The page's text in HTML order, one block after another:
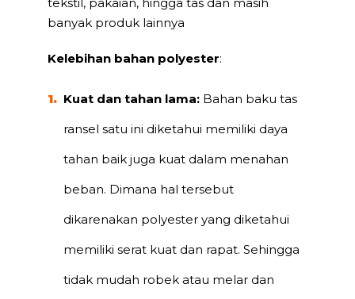
banyak produk lainnya
Kelebihan bahan polyester:
Kuat dan tahan lama: Bahan baku tas
ransel satu ini diketahui memiliki daya
tahan baik juga kuat dalam menahan
beban. Dimana hal tersebut
dikarenakan polyester yang diketahui
memiliki serat kuat dan rapat. Sehingga
tidak mudah robek atau melar dan